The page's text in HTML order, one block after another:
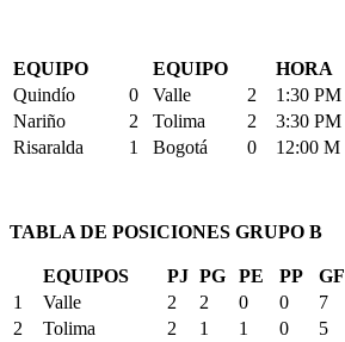
EQUIPO EQUIPO HORA
Quindío
0 Valle 2 1:30 PM
Nariño
2 Tolima 2 3:30 PM
Risaralda
1 Bogotá 0 12:00 M
TABLA DE POSICIONES GRUPO B
EQUIPOS PJ PG PE PP GF
1
Valle 2 2 0 0 7
2
Tolima 2 1 1 0 5